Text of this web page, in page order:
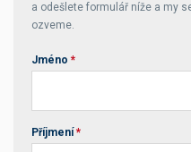
a odešlete formulář níže a my
ozveme.
Jméno *
Příjmení *